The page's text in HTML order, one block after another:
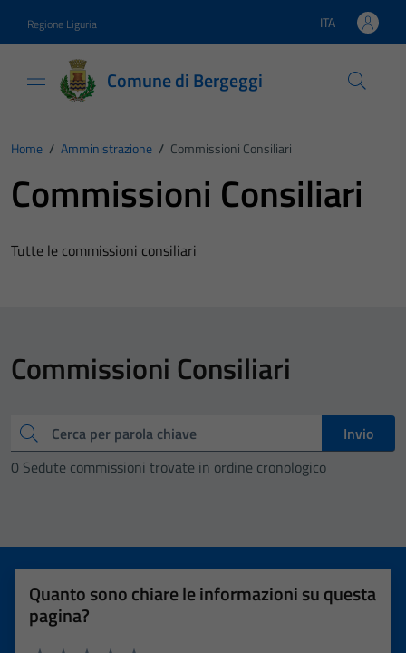
Regione Liguria Lingua attiva:
ITA
Comune di Bergeggi
Home / Amministrazione / Commissioni Consiliari
Commissioni Consiliari
Tutte le commissioni consiliari
Commissioni Consiliari
Cerca
Invio
0 Sedute commissioni trovate in ordine cronologico
Quanto sono chiare le informazioni su questa
pagina?